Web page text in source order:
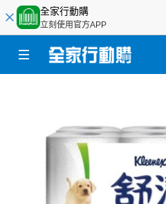
全家行動購
立刻使用官方APP